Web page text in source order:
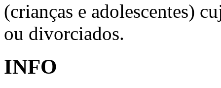
(crianças e adolescentes)
ou divorciados.
INFO